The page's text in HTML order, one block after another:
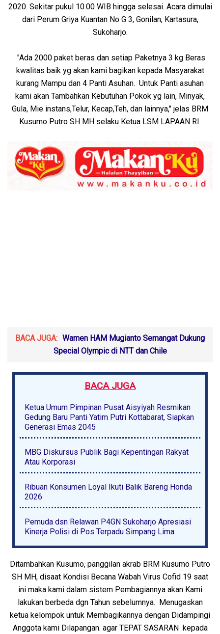
2020. Sekitar pukul 10.00 WIB hingga selesai. Acara dimulai
dari Perum Griya Kuantan No G 3, Gonilan, Kartasura,
Sukoharjo.
"Ada 2000 paket beras dan setiap Paketnya 3 kg Beras
kwalitas baik yg akan kami bagikan kepada Masyarakat
kurang Mampu dan 4 Panti Asuhan. Untuk Panti asuhan
kami akan Tambahkan Kebutuhan Pokok yg lain, Minyak,
Gula, Mie instans,Telur, Kecap,Teh, dan lainnya," jelas BRM
Kusumo Putro SH MH selaku Ketua LSM LAPAAN RI.
BACA JUGA: Wamen HAM Mugianto Semangat Dukung
Special Olympic di NTT dan Chile
BACA JUGA
Ketua Umum Pimpinan Pusat Aisyiyah Resmikan
Gedung Baru Panti Yatim Putri Kottabarat, Siapkan
Generasi Emas 2045
MBG Diskursus Publik Bagi Kepentingan Rakyat
Atau Korporasi
Ribuan Konsumen Loyal Ikuti Balik Bareng Honda
2026
Pemuda dsn Relawan P4GN Sukoharjo Apresiasi
Kinerja Polisi di Pos Terpadu Simpang Lima
Ditambahkan Kusumo, panggilan akrab BRM Kusumo Putro
SH MH, disaat Kondisi Becana Wabah Virus Cofid 19 saat
ini maka kami dalam sistem Pembagiannya akan Kami
lakukan berbeda dgn Tahun sebelumnya. Menugaskan
ketua kelompok untuk Membagikannya dengan Didampingi
Anggota kami Dilapangan. agar TEPAT SASARAN kepada